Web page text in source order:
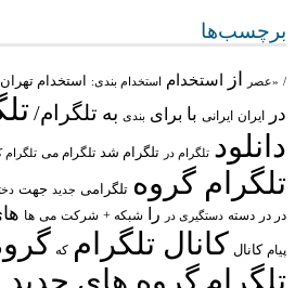
برچسب‌ها
/ «عصر از استخدام استخدام بندی: استخدام تهران
در
ایران ایرانی با برای بندی به تلگرام/
دانلود تلگرام در تلگرام شد تلگرام می تلگرام
تلگرام گروه تلگرامی جدید جهت
در در دسته دستگیری در را شبکه + شرکت می ها
پیام کانال کانال تلگرام که
تلگرام گروه های جدید